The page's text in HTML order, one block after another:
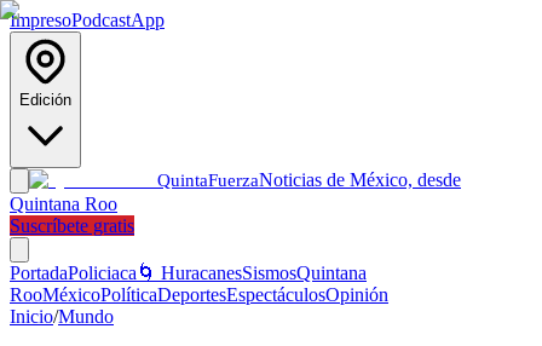
ImpresoPodcastApp
Edición
QuintaFuerzaNoticias de México, desde
Quintana Roo
Suscríbete gratis
PortadaPoliciaca 🌀 HuracanesSismosQuintana
RooMéxicoPolíticaDeportesEspectáculosOpinión
Inicio/Mundo